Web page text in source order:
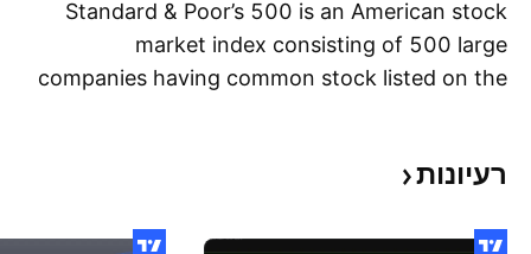
Standard & Poor’s 500 is an American stock
market index consisting of 500 large
companies having common stock listed on the
coverage of available market capitalization.
value stocks it is one of the most followed
רעיונות